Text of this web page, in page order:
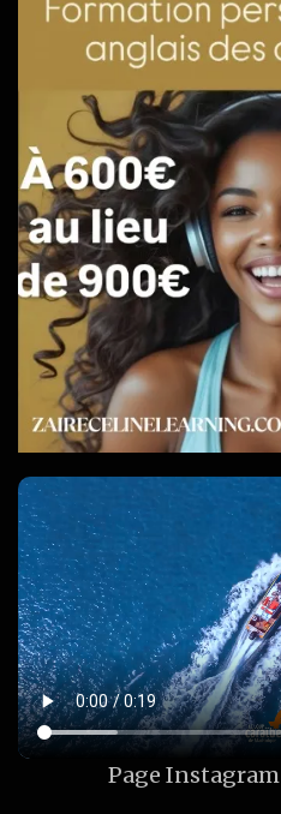
Page Instagram